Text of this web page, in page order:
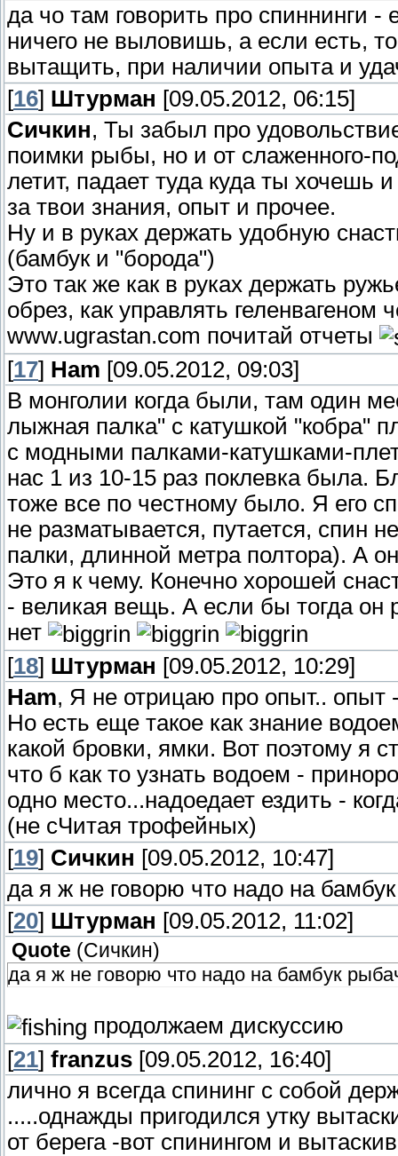
да чо там говорить про спиннинги
ничего не выловишь, а если есть,
вытащить, при наличии опыта и
[16] Штурман [09.05.2012, 06:15]
Сичкин, Ты забыл про
поимки рыбы, но и от слаженного-
летит, падает туда куда ты хочешь
за твои знания, опыт и прочее.
Ну и в руках держать удобную
(бамбук и "борода")
Это так же как в руках держать
обрез, как управлять
www.ugrastan.com почитай отчеты
[17] Ham [09.05.2012, 09:03]
В монголии когда были, там один
лыжная палка" с катушкой "кобра"
с модными палками-катушками-
нас 1 из 10-15 раз поклевка была.
тоже все по честному было. Я его
не разматывается, путается, спин
палки, длинной метра полтора). А
Это я к чему. Конечно хорошей
- великая вещь. А если бы тогда
нет
[18] Штурман [09.05.2012, 10:29]
Ham, Я не отрицаю про опыт.. опыт
Но есть еще такое как знание
какой бровки, ямки. Вот поэтому я
что б как то узнать водоем -
одно место...надоедает ездить -
(не сЧитая трофейных)
[19] Сичкин [09.05.2012, 10:47]
да я ж не говорю что надо на
[20] Штурман [09.05.2012, 11:02]
Quote (Сичкин)
да я ж не говорю что надо на бамбук
продолжаем дискуссию
[21] franzus [09.05.2012, 16:40]
лично я всегда спининг с собой
.....однажды пригодился утку
от берега -вот спинингом и